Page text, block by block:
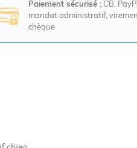
Paiement sécurisé : CB,
mandat administratif,
chèque